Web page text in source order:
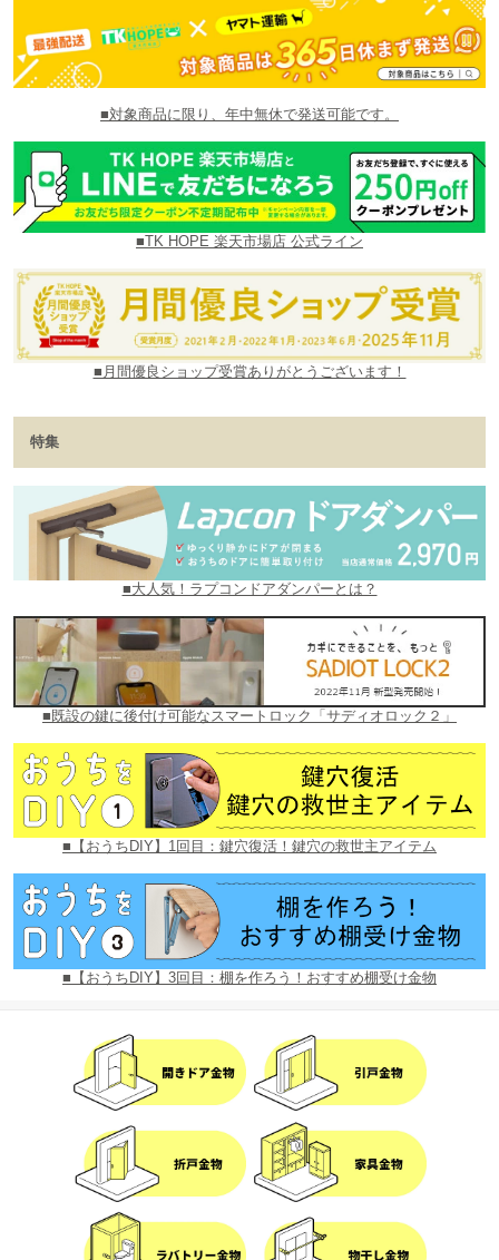
■対象商品に限り、年中無休で発送可能です。
■TK HOPE 楽天市場店 公式ライン
■月間優良ショップ受賞ありがとうございます！
特集
■大人気！ラプコンドアダンパーとは？
■既設の鍵に後付け可能なスマートロック「サディオロック２」
■【おうちDIY】1回目：鍵穴復活！鍵穴の救世主アイテム
■【おうちDIY】3回目：棚を作ろう！おすすめ棚受け金物